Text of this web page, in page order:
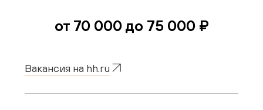
Доставка и оплата
от 70 000 до 75 000 ₽
Вакансия на hh.ru